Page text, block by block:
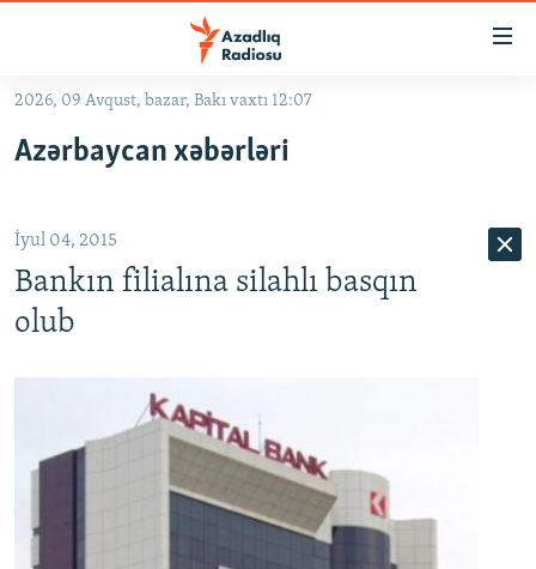
Əsas
qayıt
qayıt
Axtarışa
#ƏSLINDƏ
MULTIMEDIA
RADIO ARXIV
2026, 09 Avqust, bazar, Bakı vaxtı 12:07
Azərbaycan xəbərləri
İyul 04, 2015
Bankın filialına silahlı basqın
olub